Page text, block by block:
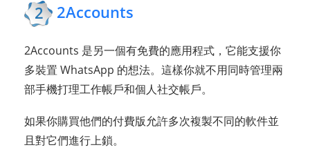
2 2Accounts
2Accounts 是另一個有免費的應用程式，它能支援你
多裝置 WhatsApp 的想法。這樣你就不用同時管理兩
部手機打理工作帳戶和個人社交帳戶。
如果你購買他們的付費版允許多次複製不同的軟件並
且對它們進行上鎖。